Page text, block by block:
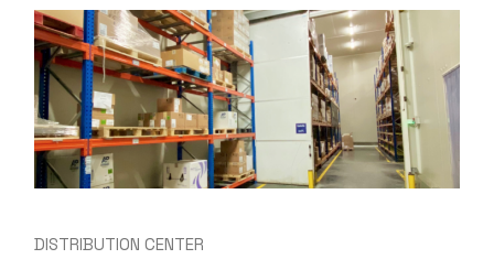
DISTRIBUTION CENTER